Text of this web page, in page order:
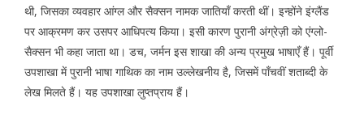
थी, जिसका व्यवहार आंग्ल और सैक्सन नामक जातियाँ करती थीं। इन्होंने इंग्लैंड
पर आक्रमण कर उसपर आधिपत्य किया। इसी कारण पुरानी अंग्रेज़ी को एंग्लो-
सैक्सन भी कहा जाता था। डच, जर्मन इस शाखा की अन्य प्रमुख भाषाएँ हैं। पूर्वी
उपशाखा में पुरानी भाषा गाथिक का नाम उल्लेखनीय है, जिसमें पाँचवीं शताब्दी के
लेख मिलते हैं। यह उपशाखा लुप्तप्राय हैं।